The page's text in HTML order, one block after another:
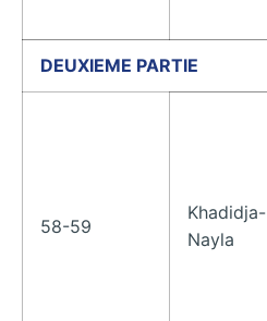
DEUXIEME PARTIE
58-59
Khadidja-
Nayla